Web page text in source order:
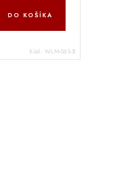
DO KOŠÍKA
Kód: WLM-06S-B